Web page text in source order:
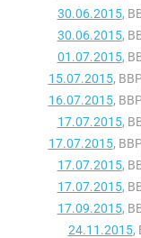
30.06.2015,
30.06.2015,
01.07.2015,
15.07.2015,
16.07.2015,
17.07.2015,
17.07.2015,
17.07.2015,
17.07.2015,
17.09.2015,
24.11.2015,